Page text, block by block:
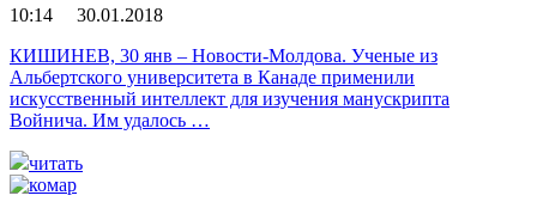
10:14 30.01.2018
КИШИНЕВ, 30 янв – Новости-Молдова. Ученые из
Альбертского университета в Канаде применили
искусственный интеллект для изучения манускрипта
Войнича. Им удалось …
читать